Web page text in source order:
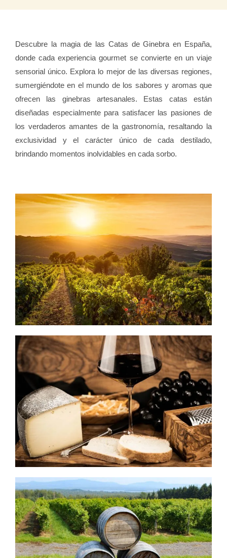
Descubre la magia de las Catas de Ginebra en España,
donde cada experiencia gourmet se convierte en un viaje
sensorial único. Explora lo mejor de las diversas regiones,
sumergiéndote en el mundo de los sabores y aromas que
ofrecen las ginebras artesanales. Estas catas están
diseñadas especialmente para satisfacer las pasiones de
los verdaderos amantes de la gastronomía, resaltando la
exclusividad y el carácter único de cada destilado,
brindando momentos inolvidables en cada sorbo.